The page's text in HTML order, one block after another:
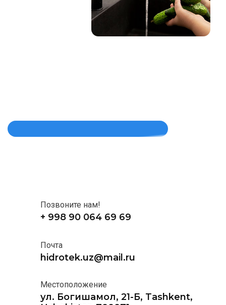
Позвоните нам!
+ 998 90 064 69 69
Почта
hidrotek.uz@mail.ru
Местоположение
ул. Богишамол, 21-Б, Tashkent,